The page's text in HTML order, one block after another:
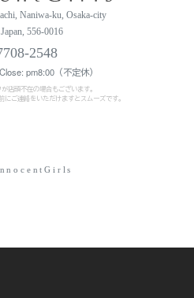
Naniwa-ku, Osaka-city
556-0016
2548
pm8:00（不定休）
店頭不在の場合もございます。
にご連絡をいただけますとスムーズです。